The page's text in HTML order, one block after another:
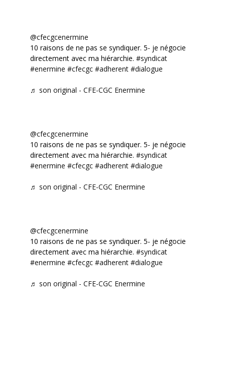
@cfecgcenermine
10 raisons de ne pas se syndiquer. 5- je négocie
directement avec ma hiérarchie. #syndicat
#enermine #cfecgc #adherent #dialogue
♬ son original - CFE-CGC Enermine
@cfecgcenermine
10 raisons de ne pas se syndiquer. 5- je négocie
directement avec ma hiérarchie. #syndicat
#enermine #cfecgc #adherent #dialogue
♬ son original - CFE-CGC Enermine
@cfecgcenermine
10 raisons de ne pas se syndiquer. 5- je négocie
directement avec ma hiérarchie. #syndicat
#enermine #cfecgc #adherent #dialogue
♬ son original - CFE-CGC Enermine